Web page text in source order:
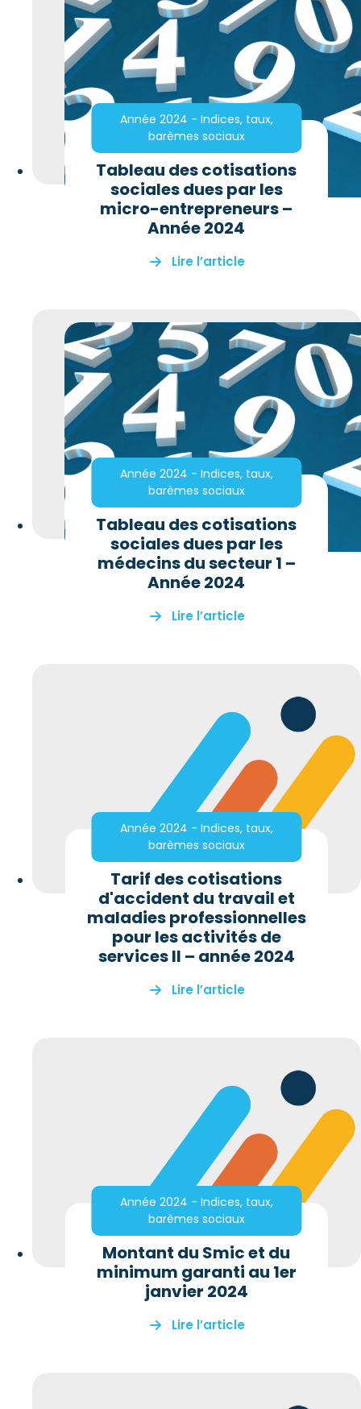
Année 2024 - Indices, taux,
barèmes sociaux
Tableau des cotisations
sociales dues par les
micro-entrepreneurs –
Année 2024
Lire l’article
Année 2024 - Indices, taux,
barèmes sociaux
Tableau des cotisations
sociales dues par les
médecins du secteur 1 –
Année 2024
Lire l’article
Année 2024 - Indices, taux,
barèmes sociaux
Tarif des cotisations
d'accident du travail et
maladies professionnelles
pour les activités de
services II – année 2024
Lire l’article
Année 2024 - Indices, taux,
barèmes sociaux
Montant du Smic et du
minimum garanti au 1er
janvier 2024
Lire l’article